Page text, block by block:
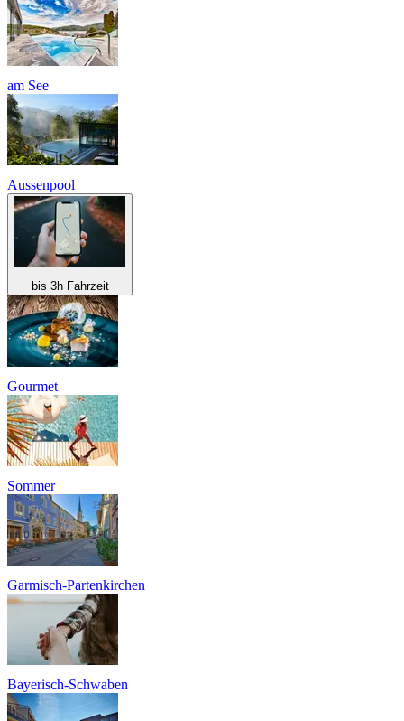
am See
Aussenpool
bis 3h Fahrzeit
Gourmet
Sommer
Garmisch-Partenkirchen
Bayerisch-Schwaben